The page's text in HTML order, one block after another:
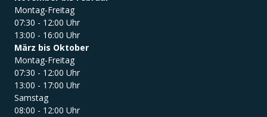
Montag-Freitag
07:30 - 12:00 Uhr
13:00 - 16:00 Uhr
März bis Oktober
Montag-Freitag
07:30 - 12:00 Uhr
13:00 - 17:00 Uhr
Samstag
08:00 - 12:00 Uhr